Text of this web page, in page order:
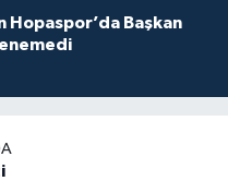
Hopaspor’da Başkan